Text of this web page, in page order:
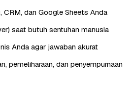
CRM, dan Google Sheets Anda
saat butuh sentuhan manusia
Anda agar jawaban akurat
pemeliharaan, dan penyempurnaan